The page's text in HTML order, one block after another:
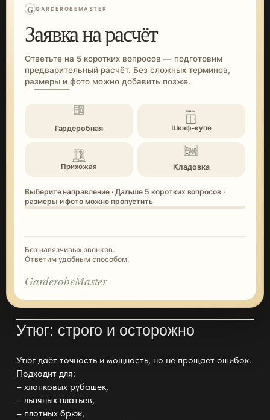
G GARDEROBEMASTER
Заявка на расчёт
Ответьте на 5 коротких вопросов — подготовим
предварительный расчёт. Без сложных терминов,
размеры и фото можно добавить позже.
Гардеробная Шкаф-купе
Прихожая Кладовка
Выберите направление · Дальше 5 коротких вопросов ·
размеры и фото можно пропустить
Без навязчивых звонков.
Ответим удобным способом.
GarderobeMaster
Утюг: строго и осторожно
Утюг даёт точность и мощность, но не прощает ошибок.
Подходит для:
– хлопковых рубашек,
– льняных платьев,
– плотных брюк,